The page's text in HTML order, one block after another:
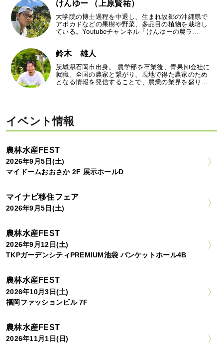
けんゆー （上原賢祐）
大学院の博士過程を中退し、生まれ故郷の沖縄県で
アボカドなどの果樹や野菜、多品目の植物を栽培し
ている。Youtubeチャンネル「けんゆーの農ラ…
鈴木 雄人
茨城県石岡市出身。 農学部を卒業後、青果卸会社に
就職。全国の農家と繋がり、現地で得た農家のため
となる情報を発信することで、農業の業界を盛り…
イベント情報
農林水産FEST
2026年9月5日(土)
マイドームおおさか 2F 展示ホールD
マイナビ移住フェア
2026年9月5日(土)
農林水産FEST
2026年9月12日(土)
TKPガーデンシティPREMIUM池袋 バンケットホール4B
農林水産FEST
2026年10月3日(土)
福岡ファッションビル 7F
農林水産FEST
2026年11月1日(日)